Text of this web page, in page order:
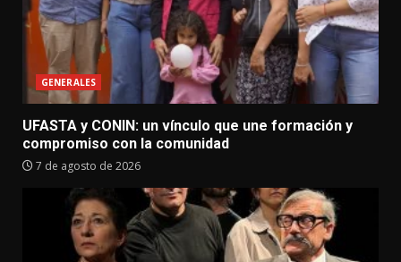
GENERALES
UFASTA y CONIN: un vínculo que une formación y
compromiso con la comunidad
7 de agosto de 2026